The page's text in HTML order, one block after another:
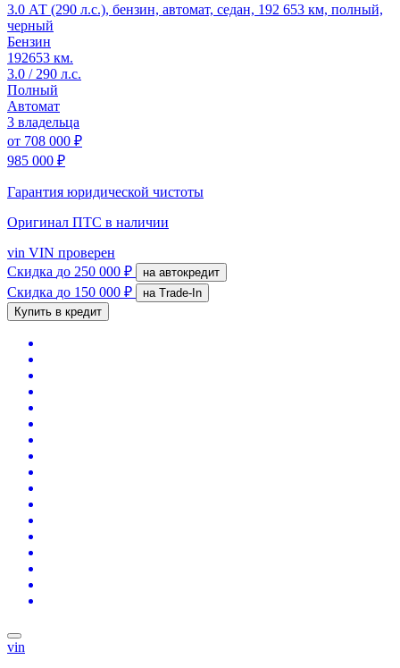
3.0 АТ (290 л.с.), бензин, автомат, седан, 192 653 км, полный,
черный
Бензин
192653 км.
3.0 / 290 л.с.
Полный
Автомат
3 владельца
от 708 000 ₽
985 000 ₽
Гарантия юридической чистоты
Оригинал ПТС в наличии
vin VIN проверен
Скидка до 250 000 ₽ на автокредит
Скидка до 150 000 ₽
на Trade-In
Купить в кредит
vin